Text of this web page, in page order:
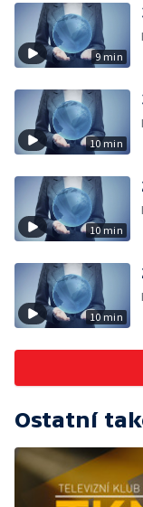
9 min
10 min
10 min
10 min
Ostatní